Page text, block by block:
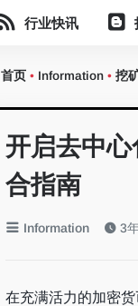
行业快讯
首页 • Information • 挖
开启去中
合指南
Information 3
在充满活力的加密